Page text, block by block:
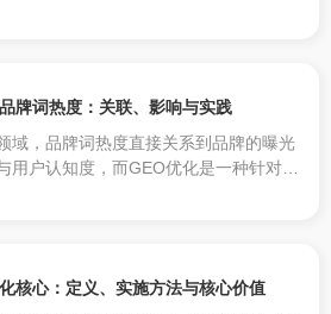
牌词热度：关联、影响与实践
域，品牌词热度直接关系到品牌的曝光
用户认知度，而GEO优化是一种针对AI
核心：定义、实施方法与核心价值